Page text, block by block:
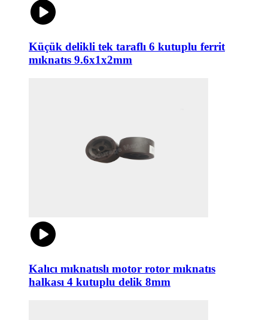
Küçük delikli tek taraflı 6 kutuplu ferrit
mıknatıs 9.6x1x2mm
Kalıcı mıknatıslı motor rotor mıknatıs
halkası 4 kutuplu delik 8mm